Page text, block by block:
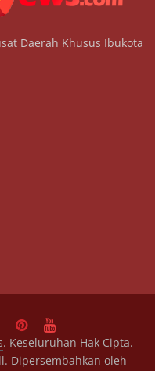
Daerah Khusus Ibukota
. Keseluruhan Hak Cipta.
Dipersembahkan oleh